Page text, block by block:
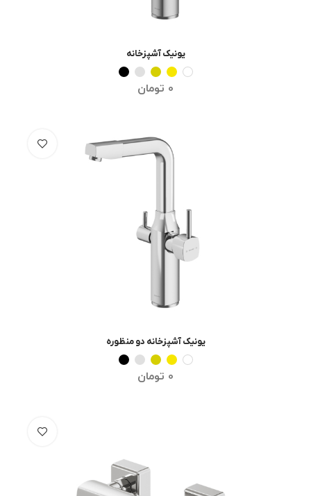
انتخاب گزینه ها
یونیک آشپزخانه
0 تومان
انتخاب گزینه ها
یونیک آشپزخانه دو منظوره
0 تومان